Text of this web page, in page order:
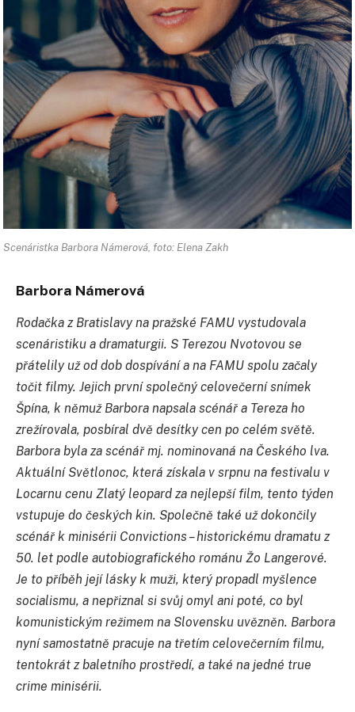
Scenáristka Barbora Námerová, foto: Elena Zakh
Barbora Námerová
Rodačka z Bratislavy na pražské FAMU vystudovala
scenáristiku a dramaturgii. S Terezou Nvotovou se
přátelily už od dob dospívání a na FAMU spolu začaly
točit filmy. Jejich první společný celovečerní snímek
Špína, k němuž Barbora napsala scénář a Tereza ho
zrežírovala, posbíral dvě desítky cen po celém světě.
Barbora byla za scénář mj. nominovaná na Českého lva.
Aktuální Světlonoc, která získala v srpnu na festivalu v
Locarnu cenu Zlatý leopard za nejlepší film, tento týden
vstupuje do českých kin. Společně také už dokončily
scénář k minisérii Convictions – historickému dramatu z
50. let podle autobiografického románu Žo Langerové.
Je to příběh její lásky k muži, který propadl myšlence
socialismu, a nepřiznal si svůj omyl ani poté, co byl
komunistickým režimem na Slovensku uvězněn. Barbora
nyní samostatně pracuje na třetím celovečerním filmu,
tentokrát z baletního prostředí, a také na jedné true
crime minisérii.